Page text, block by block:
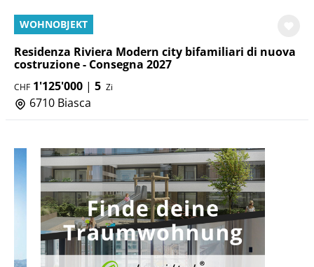
WOHNOBJEKT
Residenza Riviera Modern city bifamiliari di nuova
costruzione - Consegna 2027
CHF 1'125'000 | 5 Zi
6710 Biasca